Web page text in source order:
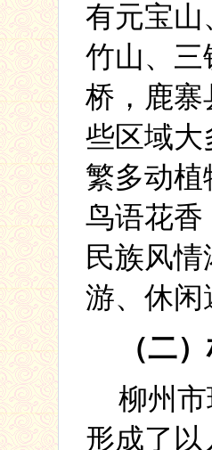
有元宝山
竹山、三
桥，鹿寨
些区域大
繁多动
鸟语花香
民族风
游、休闲
（二
柳州
形成了